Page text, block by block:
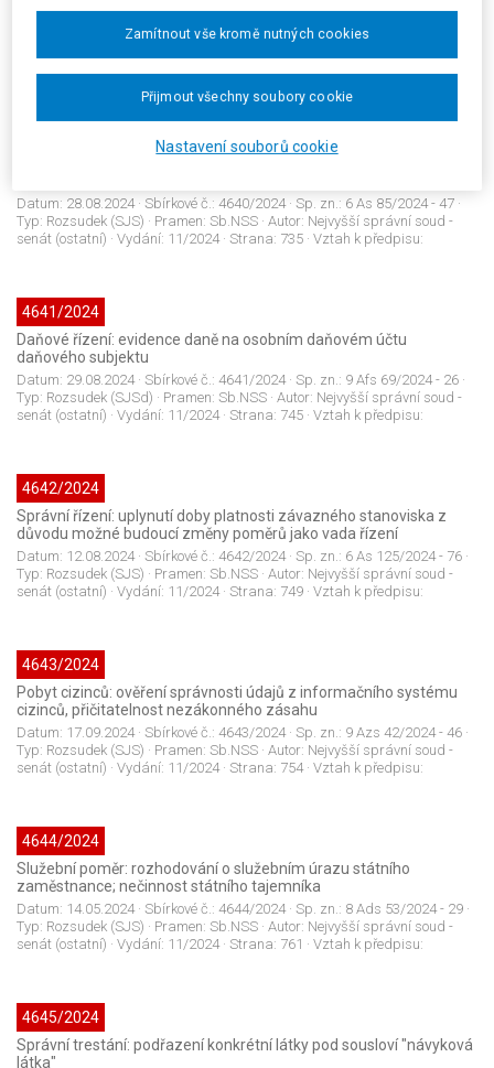
Datum:28.08.2024· Sbírkové č.:4639/2024· Sp. zn.:1 As 15/2024 - 33·
Rozsudek (SJS)· Pramen: Sb.NSS · Autor:Nejvyšší správní soud -
727
4640/2024
Shromažďovací právo: zásah do shromažďovacího práva v
Datum: 28.08.2024· Sbírkové č.: 4640/2024· Sp. zn.: 6 As 85/2024 - 47 ·
Typ: Rozsudek (SJS) · Pramen: Sb.NSS · Autor: Nejvyšší správní soud -
senát (ostatní) · Vydání: 11/2024· Strana: 735 · Vztah k předpisu:
4641/2024
Daňové řízení: evidence daně na osobním daňovém účtu
daňového subjektu
Datum: 29.08.2024· Sbírkové č.: 4641/2024· Sp. zn.: 9 Afs 69/2024 - 26 ·
Typ: Rozsudek (SJSd) · Pramen: Sb.NSS · Autor: Nejvyšší správní soud -
senát (ostatní) · Vydání: 11/2024· Strana: 745 · Vztah k předpisu:
4642/2024
Správní řízení: uplynutí doby platnosti závazného stanoviska z
důvodu možné budoucí změny poměrů jako vada řízení
Datum: 12.08.2024· Sbírkové č.: 4642/2024· Sp. zn.: 6 As 125/2024 - 76 ·
Typ: Rozsudek (SJS) · Pramen: Sb.NSS · Autor: Nejvyšší správní soud -
senát (ostatní) · Vydání: 11/2024· Strana: 749 · Vztah k předpisu:
4643/2024
Pobyt cizinců: ověření správnosti údajů z informačního systému
cizinců, přičitatelnost nezákonného zásahu
Datum: 17.09.2024· Sbírkové č.: 4643/2024· Sp. zn.: 9 Azs 42/2024 - 46 ·
Typ: Rozsudek (SJS) · Pramen: Sb.NSS · Autor: Nejvyšší správní soud -
senát (ostatní) · Vydání: 11/2024· Strana: 754· Vztah k předpisu:
4644/2024
Služební poměr: rozhodování o služebním úrazu státního
zaměstnance; nečinnost státního tajemníka
Datum: 14.05.2024· Sbírkové č.: 4644/2024· Sp. zn.: 8 Ads 53/2024 - 29 ·
Typ: Rozsudek (SJS) · Pramen: Sb.NSS · Autor: Nejvyšší správní soud -
senát (ostatní) · Vydání: 11/2024· Strana: 761 · Vztah k předpisu:
4645/2024
Správní trestání: podřazení konkrétní látky pod sousloví "návyková
látka"
Nastavení souborů cookie
Zamítnout vše kromě nutných cookies
Přijmout všechny soubory cookie